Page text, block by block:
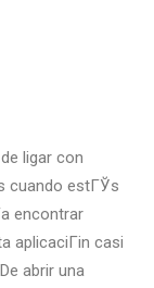
ligar con
cuando estГЎs
encontrar
aplicaciГіn casi
abrir una